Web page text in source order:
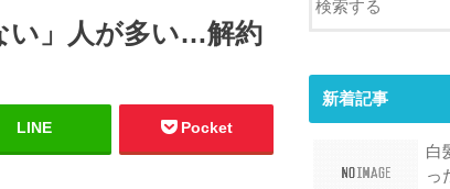
い」人が多い…解約
LINE Pocket
新着記事
白
っ